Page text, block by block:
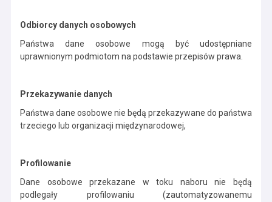
Odbiorcy danych osobowych
Państwa dane osobowe mogą być udostępniane
uprawnionym podmiotom na podstawie przepisów prawa.
Przekazywanie danych
Państwa dane osobowe nie będą przekazywane do państwa
trzeciego lub organizacji międzynarodowej,
Profilowanie
Dane osobowe przekazane w toku naboru nie będą
podlegały profilowaniu (zautomatyzowanemu